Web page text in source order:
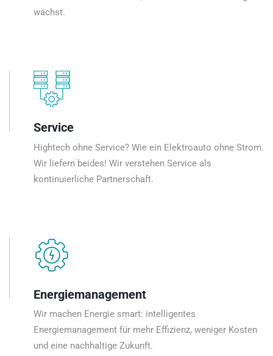
wächst.
Service
Hightech ohne Service? Wie ein Elektroauto ohne Strom.
Wir liefern beides! Wir verstehen Service als
kontinuierliche Partnerschaft.
Energiemanagement
Wir machen Energie smart: intelligentes
Energiemanagement für mehr Effizienz, weniger Kosten
und eine nachhaltige Zukunft.